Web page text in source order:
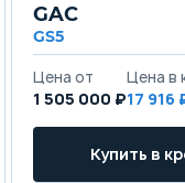
GAC
GS5
1 505 000 ₽17 916